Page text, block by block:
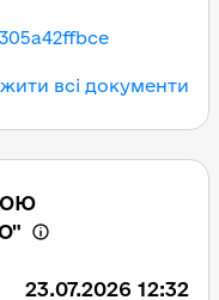
всі документи
23.07.2026 12:32